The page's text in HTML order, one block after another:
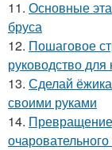
11. Основные
бруса
12. Пошаговое
руководство
13. Сделай
своими руками
14. Превращение